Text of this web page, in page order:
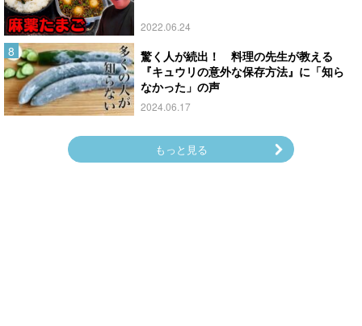
2022.06.24
驚く人が続出！ 料理の先生が教える
『キュウリの意外な保存方法』に「知ら
なかった」の声
2024.06.17
もっと見る